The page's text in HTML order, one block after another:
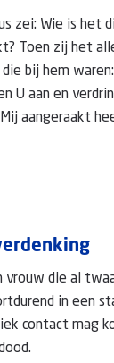
zei: Wie is het
Toen zij het
die bij hem
U aan en
aangeraakt
vrouw die al
in een
contact mag